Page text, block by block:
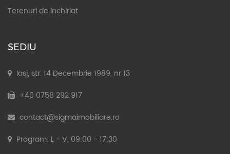
Terenuri de inchiriat
SEDIU
Iasi, str. 14 Decembrie 1989, nr 13
+40 0758 292 917
contact@sigmaimobiliare.ro
Program: L - V, 09:00 - 17:30